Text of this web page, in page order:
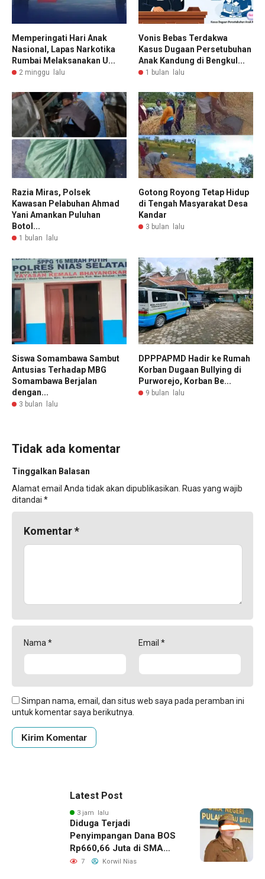
Memperingati Hari Anak
Nasional, Lapas Narkotika
Rumbai Melaksanakan U...
2 minggu lalu
Vonis Bebas Terdakwa
Kasus Dugaan Persetubuhan
Anak Kandung di Bengkul...
1 bulan lalu
Razia Miras, Polsek
Kawasan Pelabuhan Ahmad
Yani Amankan Puluhan
Botol...
1 bulan lalu
Gotong Royong Tetap Hidup
di Tengah Masyarakat Desa
Kandar
3 bulan lalu
Siswa Somambawa Sambut
Antusias Terhadap MBG
Somambawa Berjalan
dengan...
3 bulan lalu
DPPPAPMD Hadir ke Rumah
Korban Dugaan Bullying di
Purworejo, Korban Be...
9 bulan lalu
Tidak ada komentar
Tinggalkan Balasan
Alamat email Anda tidak akan dipublikasikan. Ruas yang wajib
ditandai *
Komentar*
Nama * Email *
Simpan nama, email, dan situs web saya pada peramban ini
untuk komentar saya berikutnya.
Latest Post
3 jam lalu
Diduga Terjadi
Penyimpangan Dana BOS
Rp660,66 Juta di SMA
Negeri 1 Pulau-Pulau
7 Korwil Nias